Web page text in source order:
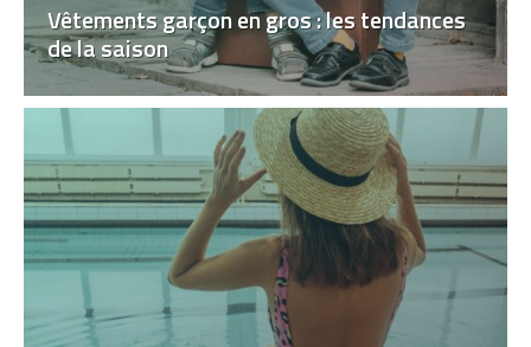
Vêtements garçon en gros : les tendances
de la saison